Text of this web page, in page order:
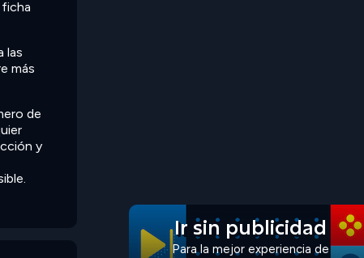
las
más
de
y
Ir sin publicidad
Para la mejor experiencia de